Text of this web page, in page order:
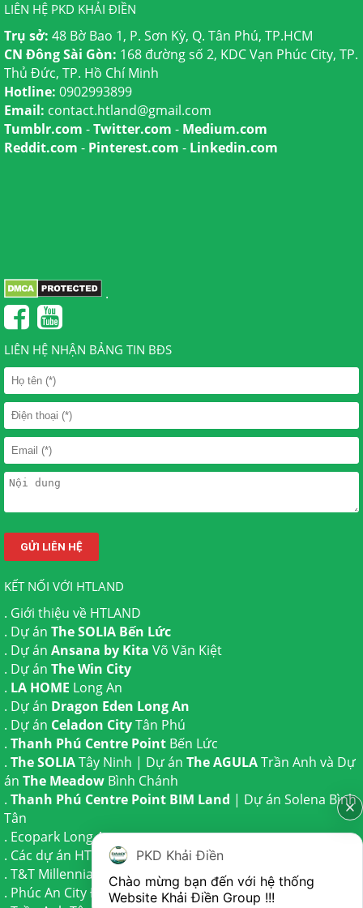
LIÊN HỆ PKD KHẢI ĐIỀN
Trụ sở: 48 Bờ Bao 1, P. Sơn Kỳ, Q. Tân Phú, TP.HCM
CN Đông Sài Gòn: 168 đường số 2, KDC Vạn Phúc City, TP.
Thủ Đức, TP. Hồ Chí Minh
Hotline: 0902993899
Email: contact.htland@gmail.com
Tumblr.com -Twitter.com - Medium.com
Reddit.com - Pinterest.com - Linkedin.com
.
LIÊN HỆ NHẬN BẢNG TIN BĐS
KẾT NỐI VỚI HTLAND
. Giới thiệu về HTLAND
. Dự án The SOLIA Bến Lức
. Dự án Ansana by Kita Võ Văn Kiệt
. Dự án The Win City
. LA HOME Long An
. Dự án Dragon Eden Long An
. Dự án Celadon CityTân Phú
. Thanh Phú Centre Point Bến Lức
. The SOLIATây Ninh | Dự án The AGULATrần Anh và Dự
án The Meadow Bình Chánh
. Thanh Phú Centre Point BIM Land | Dự án Solena Bình
Tân
. Ecopark Long An
. Các dự án HTLAND
. T&T Millennia CityCần Giuộc
. Phúc An CityĐức Hoà
PKD Khải Điền
Chào mừng bạn đến với hệ thống
Website Khải Điền Group !!!